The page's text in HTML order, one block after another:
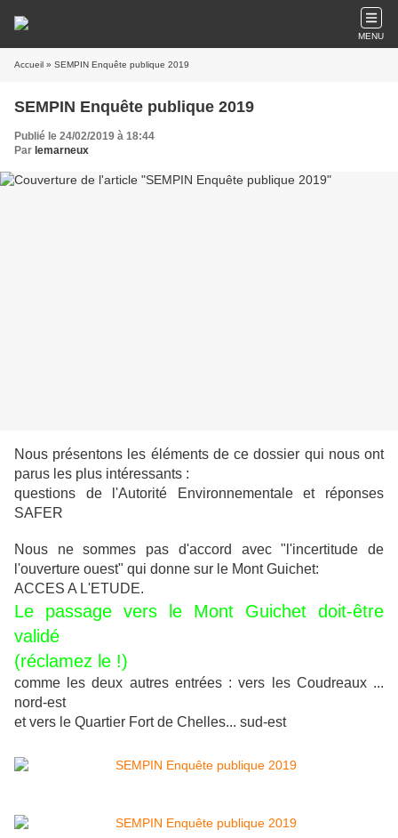
MENU
Accueil » SEMPIN Enquête publique 2019
SEMPIN Enquête publique 2019
Publié le 24/02/2019 à 18:44
Par lemarneux
Nous présentons les éléments de ce dossier qui nous ont
parus les plus intéressants :
questions de l'Autorité Environnementale et réponses
SAFER
Nous ne sommes pas d'accord avec "l'incertitude de
l'ouverture ouest" qui donne sur le Mont Guichet:
ACCES A L'ETUDE.
Le passage vers le Mont Guichet doit-être
validé
(réclamez le !)
comme les deux autres entrées : vers les Coudreaux ...
nord-est
et vers le Quartier Fort de Chelles... sud-est